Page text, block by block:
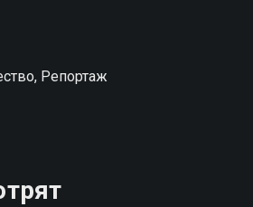
достоверность самых смелых
Репортаж